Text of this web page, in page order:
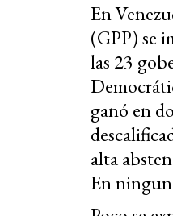
En
(GPP) se
las 23
ganó en
alta
En